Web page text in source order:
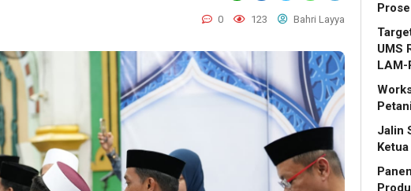
0 123 Bahri Layya
UMS
LAM-
Jalin